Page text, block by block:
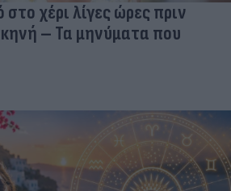
χέρι λίγες ώρες πριν
– Τα μηνύματα που